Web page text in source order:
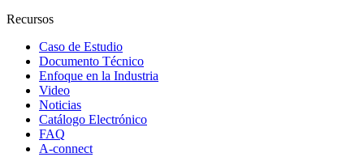
Recursos
Caso de Estudio
Documento Técnico
Enfoque en la Industria
Video
Noticias
Catálogo Electrónico
FAQ
A-connect